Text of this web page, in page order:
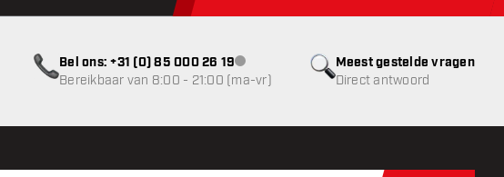
Meest gestelde vragen
Direct antwoord
Bel ons: +31 (0) 85 000 26 19klantenservice niet beschikbaar
Bereikbaar van 8:00 - 21:00 (ma-vr)